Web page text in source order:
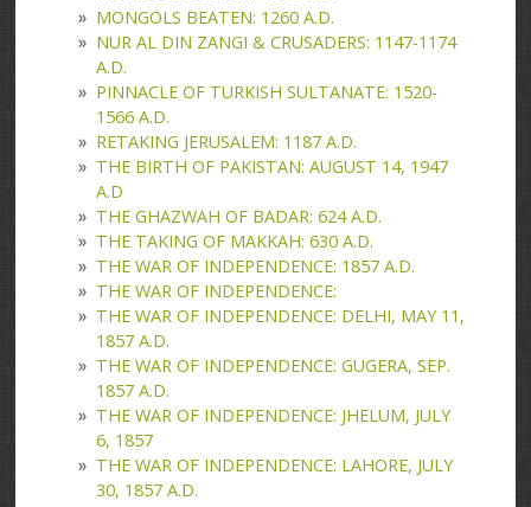
MONGOLS BEATEN: 1260 A.D.
NUR AL DIN ZANGI & CRUSADERS: 1147-1174
A.D.
PINNACLE OF TURKISH SULTANATE: 1520-
1566 A.D.
RETAKING JERUSALEM: 1187 A.D.
THE BIRTH OF PAKISTAN: AUGUST 14, 1947
A.D
THE GHAZWAH OF BADAR: 624 A.D.
THE TAKING OF MAKKAH: 630 A.D.
THE WAR OF INDEPENDENCE: 1857 A.D.
THE WAR OF INDEPENDENCE:
THE WAR OF INDEPENDENCE: DELHI, MAY 11,
1857 A.D.
THE WAR OF INDEPENDENCE: GUGERA, SEP.
1857 A.D.
THE WAR OF INDEPENDENCE: JHELUM, JULY
6, 1857
THE WAR OF INDEPENDENCE: LAHORE, JULY
30, 1857 A.D.